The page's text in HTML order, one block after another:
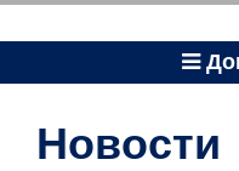
Новости